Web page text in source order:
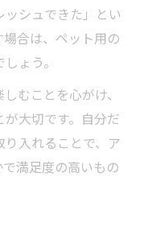
シュできた」とい
合は、ペット用の
ょう。
むことを心がけ、
大切です。自分だ
入れることで、ア
満足度の高いもの